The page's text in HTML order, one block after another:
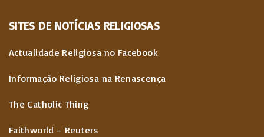
s
SITES DE NOTÍCIAS RELIGIOSAS
Actualidade Religiosa no Facebook
Informação Religiosa na Renascença
The Catholic Thing
Faithworld – Reuters